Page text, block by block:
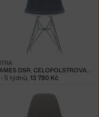
EAMES DSR, CELOPOLSTROVANÁ
5 týdnů 13 780 Kč